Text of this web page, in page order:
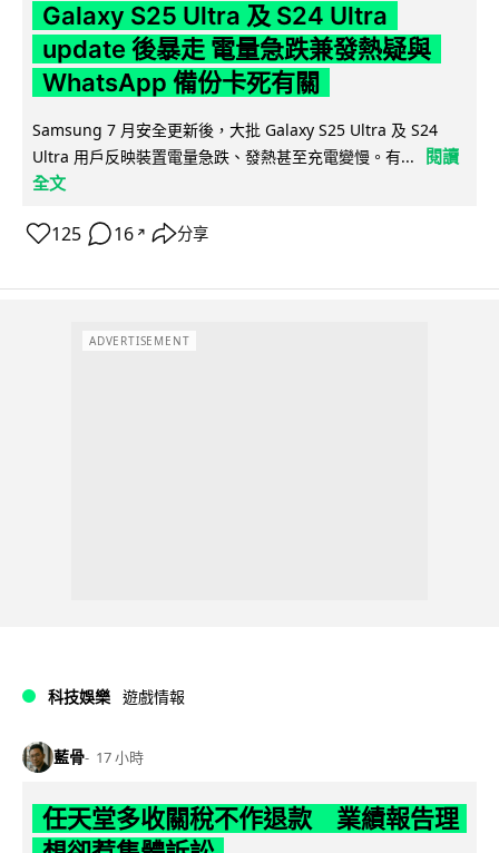
Galaxy S25 Ultra 及 S24 Ultra
update 後暴走 電量急跌兼發熱疑與
WhatsApp 備份卡死有關
Samsung 7 月安全更新後，大批 Galaxy S25 Ultra 及 S24
Ultra 用戶反映裝置電量急跌、發熱甚至充電變慢。有...
閱讀
全文
125 16 ↗ 分享
ADVERTISEMENT
科技娛樂 遊戲情報
藍骨 17 小時
任天堂多收關稅不作退款 業績報告理